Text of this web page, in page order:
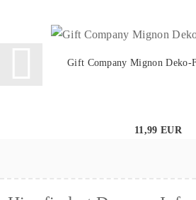
Gift Company Mignon Deko-
11,99 EUR